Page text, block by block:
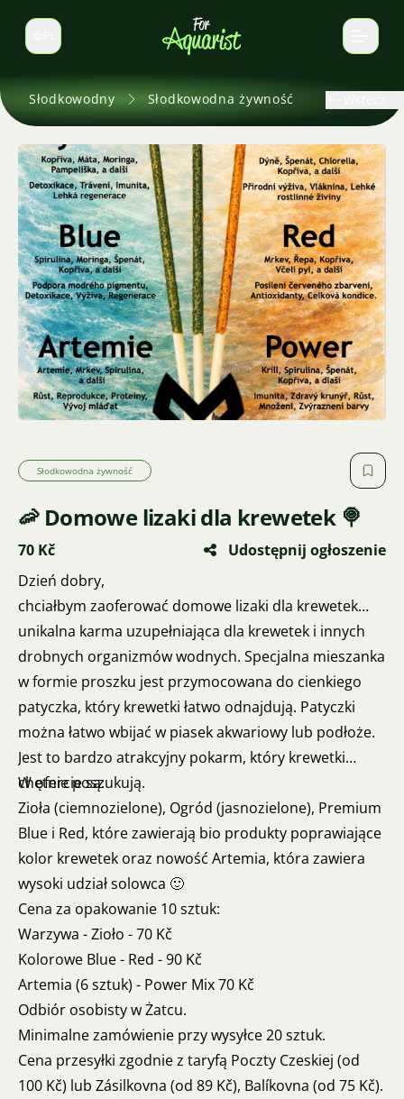
Zmień język
Słodkowodny Słodkowodna żywność
Słodkowodna żywność
🦐 Domowe lizaki dla krewetek 🍭
70 Kč
Udostępnij ogłoszenie
Dzień dobry,
chciałbym zaoferować domowe lizaki dla krewetek…
unikalna karma uzupełniająca dla krewetek i innych
drobnych organizmów wodnych. Specjalna mieszanka
w formie proszku jest przymocowana do cienkiego
patyczka, który krewetki łatwo odnajdują. Patyczki
można łatwo wbijać w piasek akwariowy lub podłoże.
Jest to bardzo atrakcyjny pokarm, który krewetki
chętnie poszukują.
W ofercie są:
Zioła (ciemnozielone), Ogród (jasnozielone), Premium
Blue i Red, które zawierają bio produkty poprawiające
kolor krewetek oraz nowość Artemia, która zawiera
wysoki udział solowca 🙂
Cena za opakowanie 10 sztuk:
Warzywa - Zioło - 70 Kč
Kolorowe Blue - Red - 90 Kč
Artemia (6 sztuk) - Power Mix 70 Kč
Odbiór osobisty w Żatcu.
Minimalne zamówienie przy wysyłce 20 sztuk.
Cena przesyłki zgodnie z taryfą Poczty Czeskiej (od
100 Kč) lub Zásilkovna (od 89 Kč), Balíkovna (od 75 Kč).